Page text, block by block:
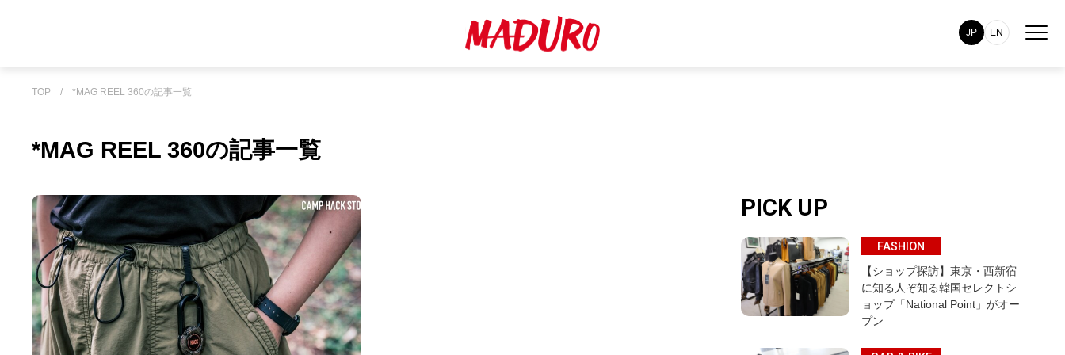
JP EN
TOP / *MAG REEL 360の記事一覧
*MAG REEL 360の記事一覧
PICK UP
FASHION
【ショップ探訪】東京・西新宿
に知る人ぞ知る韓国セレクトシ
ョップ「National Point」がオー
プン